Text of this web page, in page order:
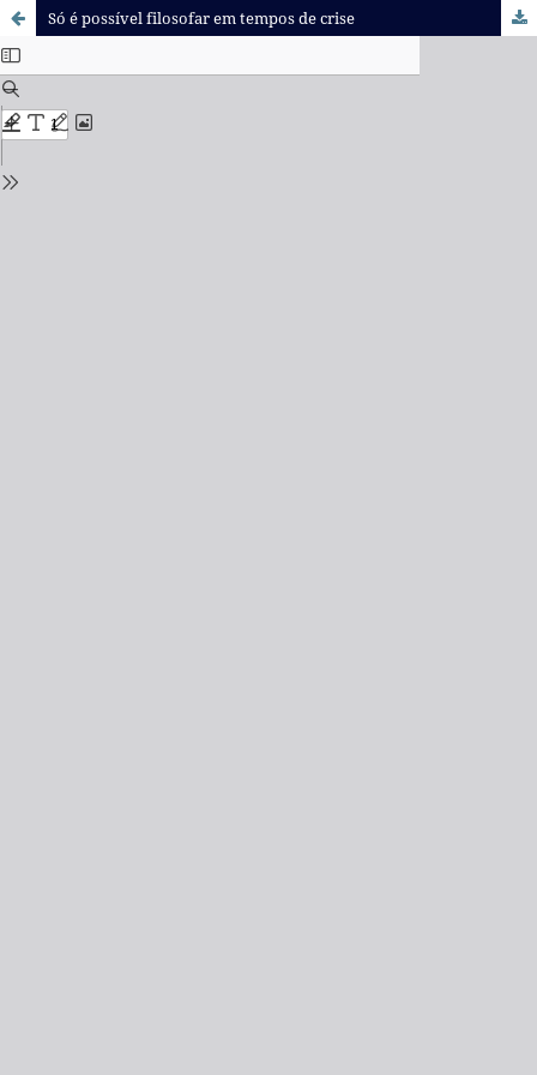
Só é possível filosofar em tempos de crise